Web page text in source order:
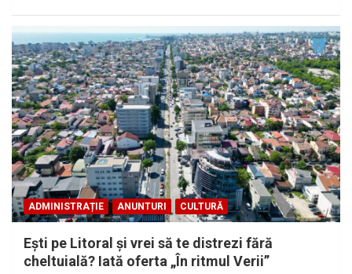
ADMINISTRAȚIE ANUNTURI CULTURĂ
Eşti pe Litoral şi vrei să te distrezi fără
cheltuială? Iată oferta „În ritmul Verii”